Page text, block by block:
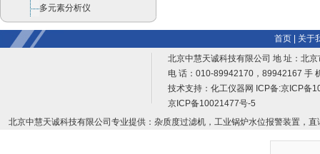
多元素分析仪
首页|
关于
北京中慧天诚科技有限公司 地 址：北
电 话：010-89942170，89942167 手
技术支持： 化工仪器网 ICP备:京ICP备
京ICP备10021477号-5
北京中慧天诚科技有限公司专业提供：杂质度过滤机，工业锅炉水位报警装置，